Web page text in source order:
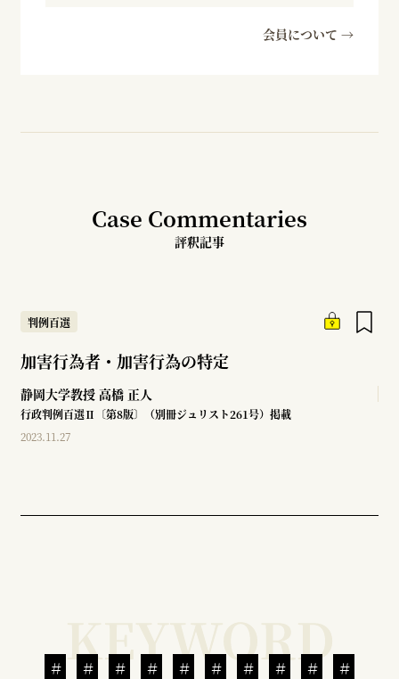
会員について →
Case Commentaries
評釈記事
判例百選
加害行為者・加害行為の特定
静岡大学教授 高橋 正人
行政判例百選Ⅱ〔第8版〕（別冊ジュリスト261号）掲載
2023.11.27